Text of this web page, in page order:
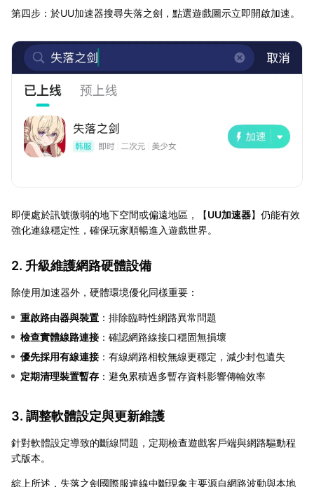
第四步：於UU加速器搜尋失落之劍，點選遊戲圖示立即開啟加速。
即便處於訊號微弱的地下空間或偏遠地區，【UU加速器】仍能有效
強化連線穩定性，確保玩家順暢進入遊戲世界。
2. 升級維護網路硬體設備
除使用加速器外，硬體環境優化同樣重要：
重啟路由器與裝置 ：排除臨時性網路異常問題
檢查實體線路連接 ：確認網路線接口穩固無損壞
優先採用有線連接 ：有線網路相較無線更穩定，減少封包遺失
定期清理裝置暫存 ：避免累積過多暫存資料影響傳輸效率
3. 調整軟體設定與更新維護
針對軟體設定導致的斷線問題，定期檢查遊戲客戶端與網路驅動程
式版本。
綜上所述，失落之劍國際服連線中斷現象主要源自網路波動與本地